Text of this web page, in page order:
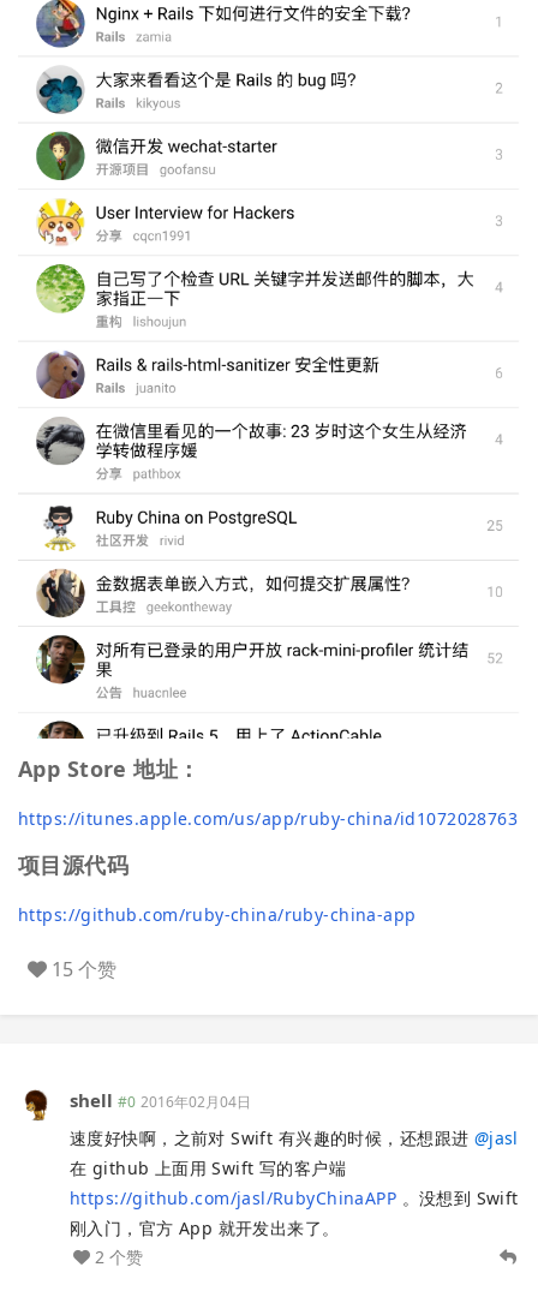
App Store 地址：
https://itunes.apple.com/us/app/ruby-china/id1072028763
项目源代码
https://github.com/ruby-china/ruby-china-app
15 个赞
shell #0 2016年02月04日
速度好快啊，之前对 Swift 有兴趣的时候，还想跟进 @jasl
在 github 上面用 Swift 写的客户端
https://github.com/jasl/RubyChinaAPP 。没想到 Swift
刚入门，官方 App 就开发出来了。
2 个赞